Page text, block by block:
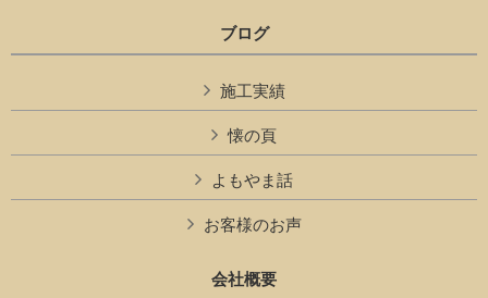
ブログ
施工実績
懐の頁
よもやま話
お客様のお声
会社概要